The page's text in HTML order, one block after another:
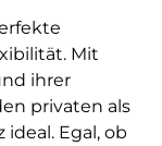
Mit
ihrer
privaten als
Egal, ob